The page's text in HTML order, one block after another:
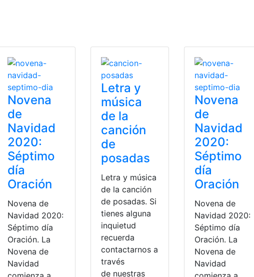
Novena
de
Navidad
2020:
Séptimo
día
Oración
Novena de
Navidad 2020:
Séptimo día
Oración. La
Novena de
Navidad
Letra y
música
de la
canción
de
posadas
Letra y música
de la canción
de posadas. Si
tienes alguna
inquietud
recuerda
contactarnos a
través
de nuestras
Novena
de
Navidad
2020:
Séptimo
día
Oración
Novena de
Navidad 2020:
Séptimo día
Oración. La
Novena de
Navidad